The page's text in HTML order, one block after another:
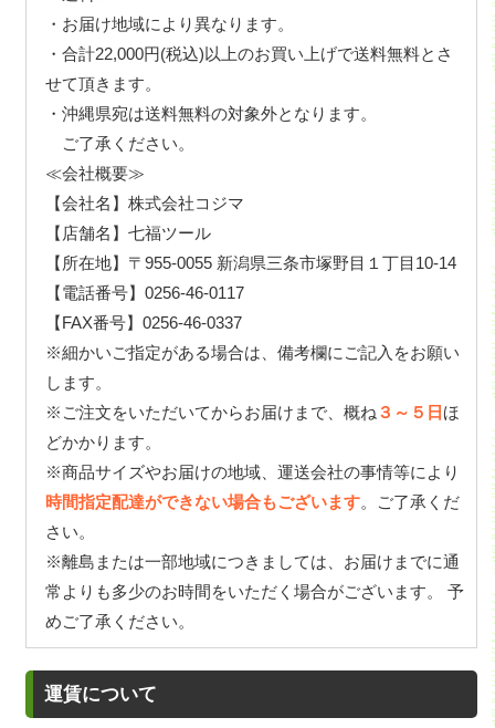
・お届け地域により異なります。
・合計22,000円(税込)以上のお買い上げで送料無料とさ
せて頂きます。
・沖縄県宛は送料無料の対象外となります。
ご了承ください。
≪会社概要≫
【会社名】株式会社コジマ
【店舗名】七福ツール
【所在地】〒955-0055 新潟県三条市塚野目１丁目10-14
【電話番号】0256-46-0117
【FAX番号】0256-46-0337
※細かいご指定がある場合は、備考欄にご記入をお願い
します。
※ご注文をいただいてからお届けまで、概ね ３～５日ほ
どかかります。
※商品サイズやお届けの地域、運送会社の事情等により
時間指定配達ができない場合もございます。ご了承くだ
さい。
※離島または一部地域につきましては、お届けまでに通
常よりも多少のお時間をいただく場合がございます。 予
めご了承ください。
運賃について